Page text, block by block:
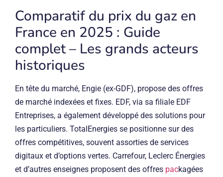
Comparatif du prix du gaz en
France en 2025 : Guide
complet – Les grands acteurs
historiques
En tête du marché, Engie (ex-GDF), propose des offres
de marché indexées et fixes. EDF, via sa filiale EDF
Entreprises, a également développé des solutions pour
les particuliers. TotalEnergies se positionne sur des
offres compétitives, souvent assorties de services
digitaux et d’options vertes. Carrefour, Leclerc Énergies
et d’autres enseignes proposent des offres packagées